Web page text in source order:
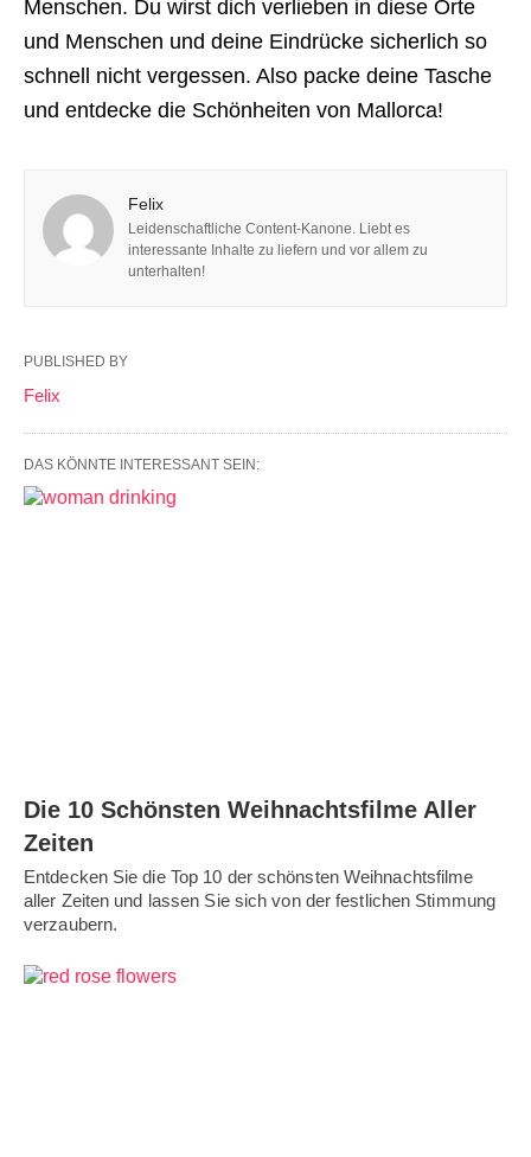
Menschen. Du wirst dich verlieben in diese Orte
und Menschen und deine Eindrücke sicherlich so
schnell nicht vergessen. Also packe deine Tasche
und entdecke die Schönheiten von Mallorca!
Felix
Leidenschaftliche Content-Kanone. Liebt es
interessante Inhalte zu liefern und vor allem zu
unterhalten!
PUBLISHED BY
Felix
DAS KÖNNTE INTERESSANT SEIN:
Die 10 Schönsten Weihnachtsfilme Aller
Zeiten
Entdecken Sie die Top 10 der schönsten Weihnachtsfilme
aller Zeiten und lassen Sie sich von der festlichen Stimmung
verzaubern.